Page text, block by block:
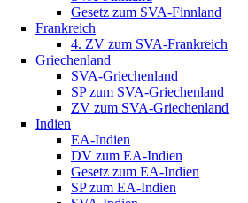
Gesetz zum SVA-Finnland
Frankreich
4. ZV zum SVA-Frankreich
Griechenland
SVA-Griechenland
SP zum SVA-Griechenland
ZV zum SVA-Griechenland
Indien
EA-Indien
DV zum EA-Indien
Gesetz zum EA-Indien
SP zum EA-Indien